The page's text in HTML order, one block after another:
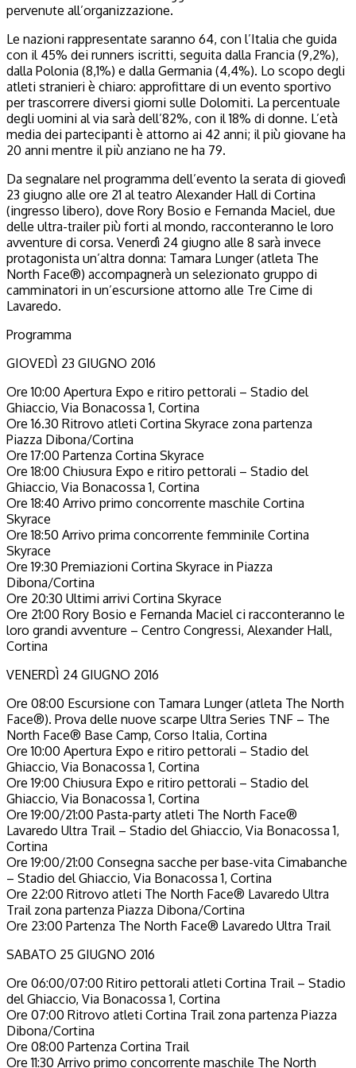
pervenute all’organizzazione.
Le nazioni rappresentate saranno 64, con l’Italia che guida
con il 45% dei runners iscritti, seguita dalla Francia (9,2%),
dalla Polonia (8,1%) e dalla Germania (4,4%). Lo scopo degli
atleti stranieri è chiaro: approfittare di un evento sportivo
per trascorrere diversi giorni sulle Dolomiti. La percentuale
degli uomini al via sarà dell’82%, con il 18% di donne. L’età
media dei partecipanti è attorno ai 42 anni; il più giovane ha
20 anni mentre il più anziano ne ha 79.
Da segnalare nel programma dell’evento la serata di giovedì
23 giugno alle ore 21 al teatro Alexander Hall di Cortina
(ingresso libero), dove Rory Bosio e Fernanda Maciel, due
delle ultra-trailer più forti al mondo, racconteranno le loro
avventure di corsa. Venerdì 24 giugno alle 8 sarà invece
protagonista un’altra donna: Tamara Lunger (atleta The
North Face®) accompagnerà un selezionato gruppo di
camminatori in un’escursione attorno alle Tre Cime di
Lavaredo.
Programma
GIOVEDÌ 23 GIUGNO 2016
Ore 10:00 Apertura Expo e ritiro pettorali – Stadio del
Ghiaccio, Via Bonacossa 1, Cortina
Ore 16.30 Ritrovo atleti Cortina Skyrace zona partenza
Piazza Dibona/Cortina
Ore 17:00 Partenza Cortina Skyrace
Ore 18:00 Chiusura Expo e ritiro pettorali – Stadio del
Ghiaccio, Via Bonacossa 1, Cortina
Ore 18:40 Arrivo primo concorrente maschile Cortina
Skyrace
Ore 18:50 Arrivo prima concorrente femminile Cortina
Skyrace
Ore 19:30 Premiazioni Cortina Skyrace in Piazza
Dibona/Cortina
Ore 20:30 Ultimi arrivi Cortina Skyrace
Ore 21:00 Rory Bosio e Fernanda Maciel ci racconteranno le
loro grandi avventure – Centro Congressi, Alexander Hall,
Cortina
VENERDÌ 24 GIUGNO 2016
Ore 08:00 Escursione con Tamara Lunger (atleta The North
Face®). Prova delle nuove scarpe Ultra Series TNF – The
North Face® Base Camp, Corso Italia, Cortina
Ore 10:00 Apertura Expo e ritiro pettorali – Stadio del
Ghiaccio, Via Bonacossa 1, Cortina
Ore 19:00 Chiusura Expo e ritiro pettorali – Stadio del
Ghiaccio, Via Bonacossa 1, Cortina
Ore 19:00/21:00 Pasta-party atleti The North Face®
Lavaredo Ultra Trail – Stadio del Ghiaccio, Via Bonacossa 1,
Cortina
Ore 19:00/21:00 Consegna sacche per base-vita Cimabanche
– Stadio del Ghiaccio, Via Bonacossa 1, Cortina
Ore 22:00 Ritrovo atleti The North Face® Lavaredo Ultra
Trail zona partenza Piazza Dibona/Cortina
Ore 23:00 Partenza The North Face® Lavaredo Ultra Trail
SABATO 25 GIUGNO 2016
Ore 06:00/07:00 Ritiro pettorali atleti Cortina Trail – Stadio
del Ghiaccio, Via Bonacossa 1, Cortina
Ore 07:00 Ritrovo atleti Cortina Trail zona partenza Piazza
Dibona/Cortina
Ore 08:00 Partenza Cortina Trail
Ore 11:30 Arrivo primo concorrente maschile The North